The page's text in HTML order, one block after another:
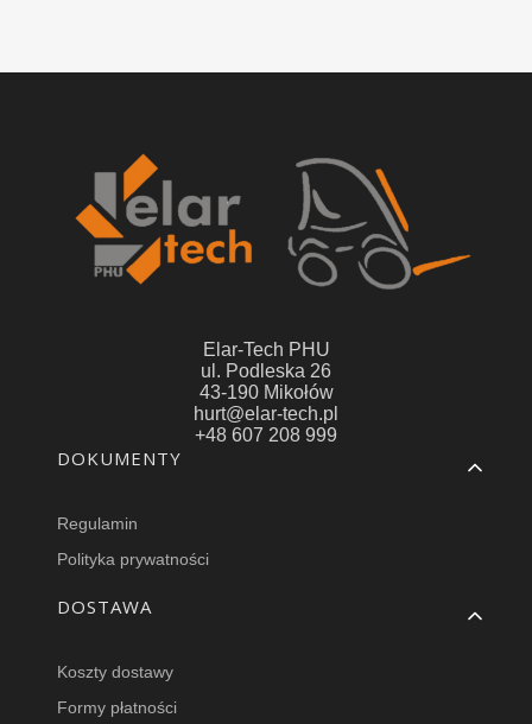
Elar-Tech PHU
ul. Podleska 26
43-190 Mikołów
hurt@elar-tech.pl
+48 607 208 999
Linki w stopce
DOKUMENTY
Regulamin
Polityka prywatności
DOSTAWA
Koszty dostawy
Formy płatności